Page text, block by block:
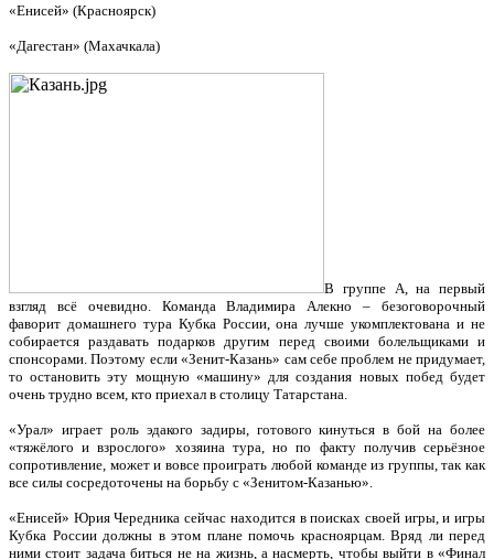
«Енисей» (Красноярск)
«Дагестан» (Махачкала)
В группе А, на первый
взгляд всё очевидно. Команда Владимира Алекно – безоговорочный
фаворит домашнего тура Кубка России, она лучше укомплектована и не
собирается раздавать подарков другим перед своими болельщиками и
спонсорами. Поэтому если «Зенит-Казань» сам себе проблем не придумает,
то остановить эту мощную «машину» для создания новых побед будет
очень трудно всем, кто приехал в столицу Татарстана.
«Урал» играет роль эдакого задиры, готового кинуться в бой на более
«тяжёлого и взрослого» хозяина тура, но по факту получив серьёзное
сопротивление, может и вовсе проиграть любой команде из группы, так как
все силы сосредоточены на борьбу с «Зенитом-Казанью».
«Енисей» Юрия Чередника сейчас находится в поисках своей игры, и игры
Кубка России должны в этом плане помочь красноярцам. Вряд ли перед
ними стоит задача биться не на жизнь, а насмерть, чтобы выйти в «Финал